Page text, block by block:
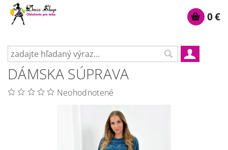
0 €
DÁMSKA SÚPRAVA
Neohodnotené